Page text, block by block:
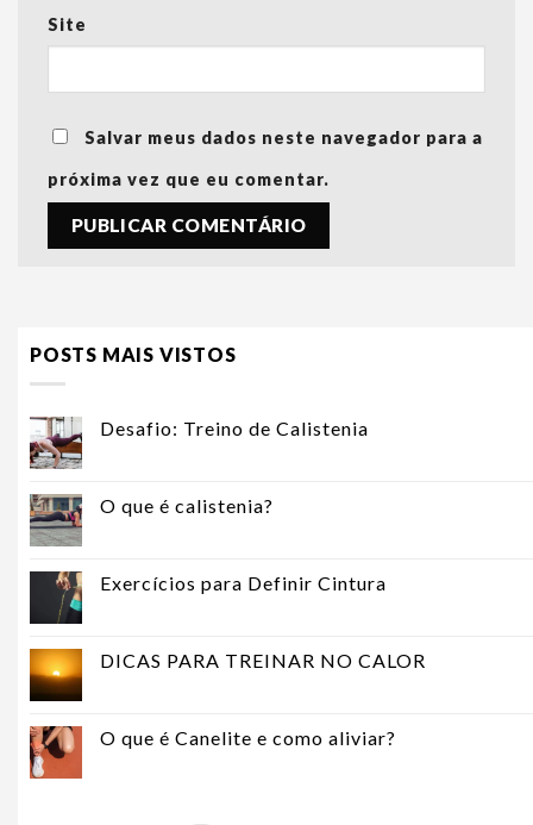
Site
Salvar meus dados neste navegador para a
próxima vez que eu comentar.
POSTS MAIS VISTOS
Desafio: Treino de Calistenia
O que é calistenia?
Exercícios para Definir Cintura
DICAS PARA TREINAR NO CALOR
O que é Canelite e como aliviar?